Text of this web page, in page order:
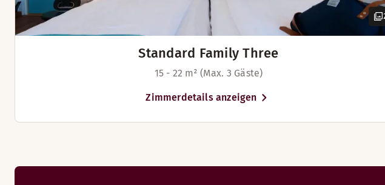
Standard Family Three
15 - 22 m² (Max. 3 Gäste)
Zimmerdetails anzeigen